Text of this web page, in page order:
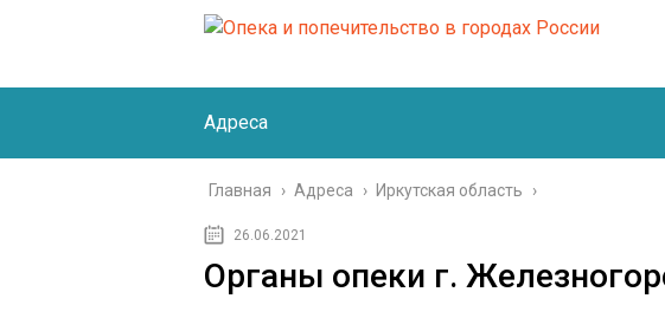
Адреса
Главная › Адреса › Иркутская область ›
26.06.2021
Органы опеки г.